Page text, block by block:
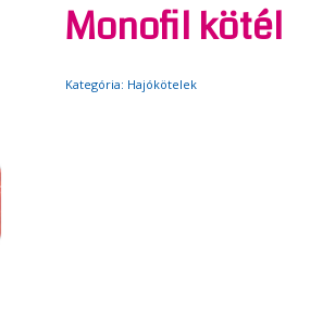
Monofil kötél
Kategória: Hajókötelek